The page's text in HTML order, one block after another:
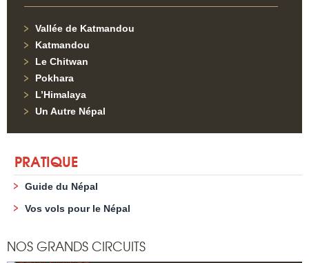
Vallée de Katmandou
Katmandou
Le Chitwan
Pokhara
L’Himalaya
Un Autre Népal
PRATIQUE
Guide du Népal
Vos vols pour le Népal
NOS GRANDS CIRCUITS